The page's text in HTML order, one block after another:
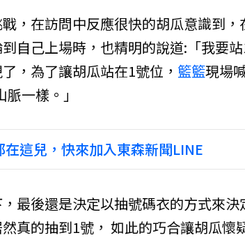
，在訪問中反應很快的胡瓜意識到
自己上場時，也精明的說道:「我要
，為了讓胡瓜站在1號位， 籃籃現場
一樣。」
這兒，快來加入東森新聞LINE
最後還是決定以抽號碼衣的方式來
真的抽到1號， 如此的巧合讓胡瓜懷